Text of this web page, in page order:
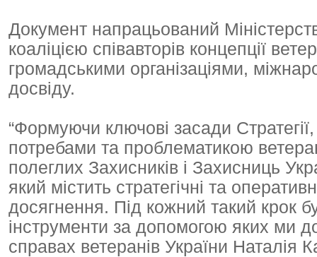
Документ напрацьований
коаліцією співавторів концепції
громадськими організаціями,
досвіду.
“Формуючи ключові засади
потребами та проблематикою
полеглих Захисників і Захисниць
який містить стратегічні та
досягнення. Під кожний такий крок
інструменти за допомогою яких ми
справах ветеранів України Наталія